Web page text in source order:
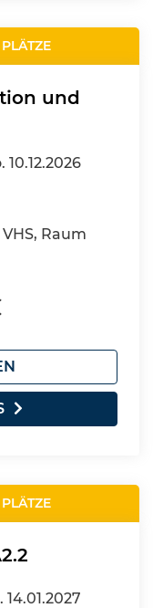
und
10.12.2026
Raum
14.01.2027